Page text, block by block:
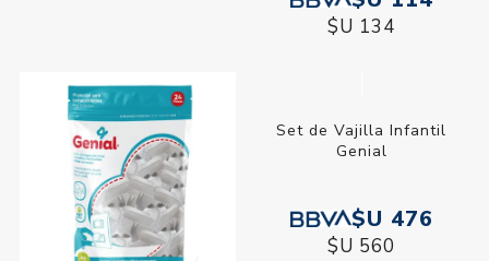
$U 134
Set de Vajilla Infantil
Genial
$U 476
$U 560